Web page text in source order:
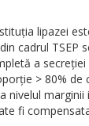
lipazei
cadrul TSEP
a
> 80% de
nivelul
fi